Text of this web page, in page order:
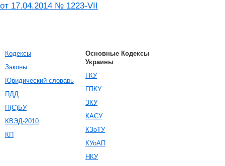
от 17.04.2014 № 1223-VII
Кодексы
Законы
Юридический словарь
ПДД
П(С)БУ
КВЭД-2010
КП
Основные Кодексы
Украины
ГКУ
ГПКУ
ЗКУ
КАСУ
КЗоТУ
КУоАП
НКУ